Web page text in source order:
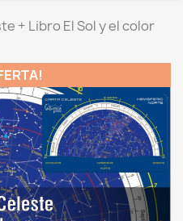
+ Libro El Sol y el color